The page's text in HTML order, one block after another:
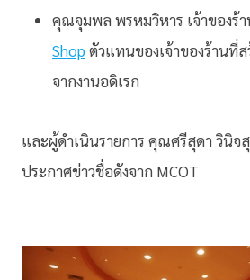
คุณจุมพล พรหมวิหาร เจ้าของร้
Shopตัวแทนของเจ้าของร้านที่ส
จากงานอดิเรก
และผู้ดำเนินรายการ คุณศรีสุดา วินิ
ประกาศข่าวชื่อดังจาก MCOT